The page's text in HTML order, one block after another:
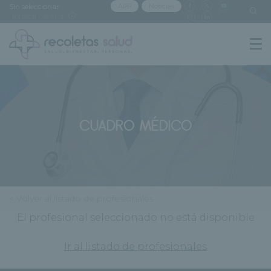
CUADRO MÉDICO
El profesional seleccionado no está disponible
Ir al listado de profesionales